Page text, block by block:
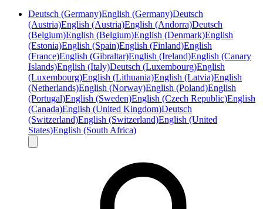
Deutsch (Germany)English (Germany)Deutsch
(Austria)English (Austria)English (Andorra)Deutsch
(Belgium)English (Belgium)English (Denmark)English
(Estonia)English (Spain)English (Finland)English
(France)English (Gibraltar)English (Ireland)English (Canary
Islands)English (Italy)Deutsch (Luxembourg)English
(Luxembourg)English (Lithuania)English (Latvia)English
(Netherlands)English (Norway)English (Poland)English
(Portugal)English (Sweden)English (Czech Republic)English
(Canada)English (United Kingdom)Deutsch
(Switzerland)English (Switzerland)English (United
States)English (South Africa)